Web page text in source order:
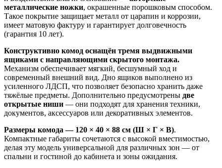
металлические ножки, окрашенные порошковым способом.
Такое покрытие защищает металл от царапин и коррозии,
имеет матовую фактуру и гарантирует долговечность
(гарантия 10 лет).
Конструктивно комод оснащён тремя выдвижными
ящиками с направляющими скрытого монтажа.
Механизм обеспечивает мягкий, бесшумный ход и
современный внешний вид. Дно ящиков выполнено из
усиленного ЛДСП, что позволяет безопасно хранить даже
тяжёлые предметы. Дополнительно предусмотрены две
открытые ниши — они подходят для хранения техники,
документов, аксессуаров или декоративных элементов.
Размеры комода — 120 × 40 × 88 см (Ш × Г × В).
Компактные габариты сочетаются с высокой вместимостью,
делая эту модель универсальной для различных зон — от
спальни и гостиной до кабинета и зоны ожидания.